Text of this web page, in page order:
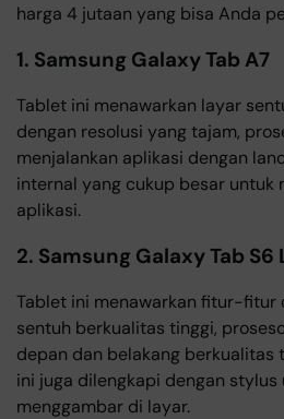
harga 4 jutaan yang bisa Anda
1. Samsung Galaxy Tab A7
Tablet ini menawarkan layar
dengan resolusi yang tajam,
menjalankan aplikasi dengan
internal yang cukup besar untuk
aplikasi.
2. Samsung Galaxy Tab S6
Tablet ini menawarkan fitur-fitur
sentuh berkualitas tinggi,
depan dan belakang berkualitas
ini juga dilengkapi dengan stylus
menggambar di layar.